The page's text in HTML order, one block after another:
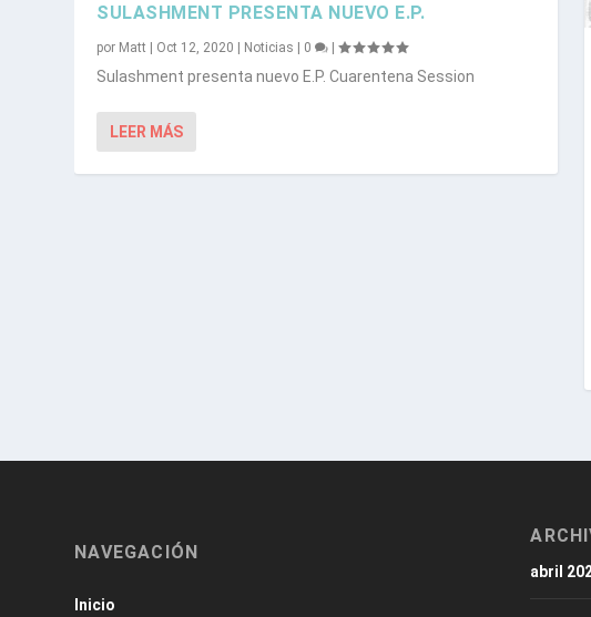
SULASHMENT PRESENTA NUEVO E.P.
por Matt Oct 12, 2020 Noticias 0 |
Sulashment presenta nuevo E.P. Cuarentena Session
LEER MÁS
NAVEGACIÓN
Inicio
abril